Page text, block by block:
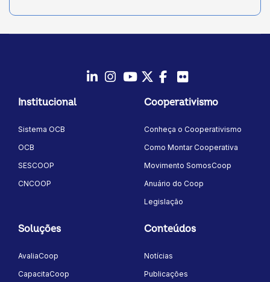
Institucional
Sistema OCB
OCB
SESCOOP
CNCOOP
Cooperativismo
Conheça o Cooperativismo
Como Montar Cooperativa
Movimento SomosCoop
Anuário do Coop
Legislação
Soluções
AvaliaCoop
CapacitaCoop
Conteúdos
Notícias
Publicações